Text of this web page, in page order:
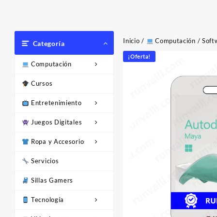
Categoría
Computación
Cursos
Entretenimiento
Juegos Digitales
Ropa y Accesorios
Servicios
Sillas Gamers
Tecnología
Inicio / Computación /
¡Oferta!